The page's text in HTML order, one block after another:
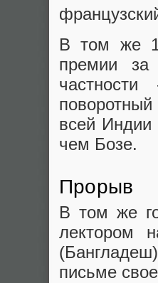
В том же
премии за
всей
чем Бозе.
Прорыв
В том же
лектором
письме